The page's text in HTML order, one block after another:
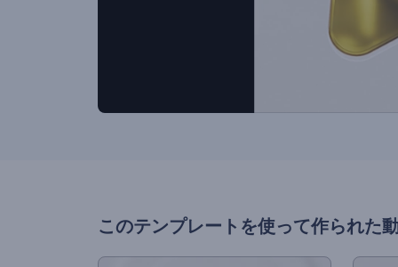
このテンプレートを使って作られた